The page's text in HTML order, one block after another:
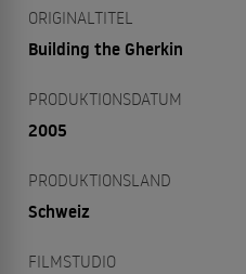
ORIGINALTITEL
Building the Gherkin
PRODUKTIONSDATUM
2005
PRODUKTIONSLAND
Schweiz
FILMSTUDIO